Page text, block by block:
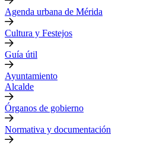
Agenda urbana de Mérida
Cultura y Festejos
Guía útil
Ayuntamiento
Alcalde
Órganos de gobierno
Normativa y documentación